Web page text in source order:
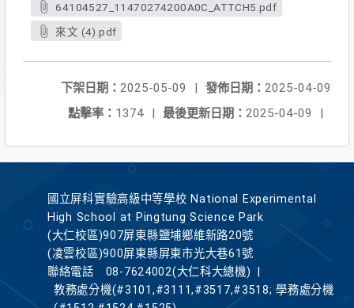
64104527_11470274200A0C_ATTCH5.pdf
來文 (4).pdf
發佈日期： 2025-04-09
下架日期： 2025-05-09
|
最後更新日期： 2025-04-09 |
點擊率： 1374 |
國立屏科實驗高級中等學校 National Experimental
High School at Pingtung Science Park
(大仁校區)907屏東縣鹽埔鄉維新路20號
(凌雲校區)900屏東縣屏東市光大巷61號
聯絡電話
08-7624002(大仁科大總機)
教務處分機(#3101,#3111,#3517,#3518; 學務處分機